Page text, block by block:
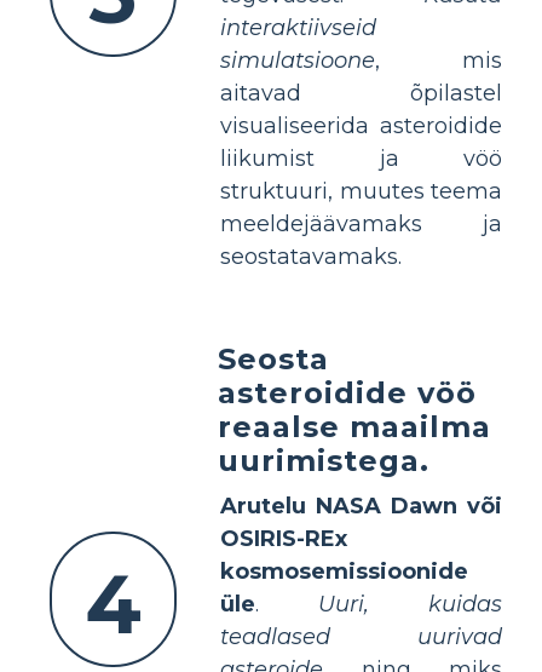
interaktiivseid
simulatsioone, mis
aitavad õpilastel
visualiseerida asteroidide
liikumist ja vöö
struktuuri, muutes teema
meeldejäävamaks ja
seostatavamaks.
4
Seosta
asteroidide vöö
reaalse maailma
uurimistega.
Arutelu NASA Dawn või
OSIRIS-REx
kosmosemissioonide
üle. Uuri, kuidas
teadlased uurivad